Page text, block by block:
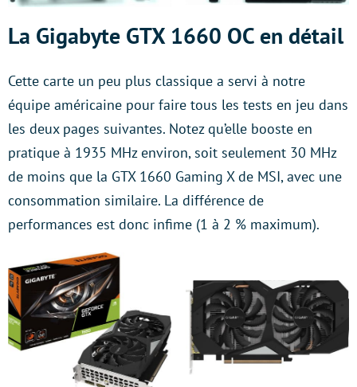
La Gigabyte GTX 1660 OC en détail
Cette carte un peu plus classique a servi à notre
équipe américaine pour faire tous les tests en jeu dans
les deux pages suivantes. Notez qu’elle booste en
pratique à 1935 MHz environ, soit seulement 30 MHz
de moins que la GTX 1660 Gaming X de MSI, avec une
consommation similaire. La différence de
performances est donc infime (1 à 2 % maximum).